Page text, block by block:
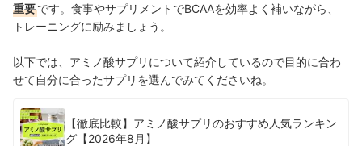
重要です。食事やサプリメントでBCAAを効率よく補いながら、
トレーニングに励みましょう。
以下では、アミノ酸サプリについて紹介しているので目的に合わ
せて自分に合ったサプリを選んでみてくださいね。
【徹底比較】アミノ酸サプリのおすすめ人気ランキン
グ【2026年8月】